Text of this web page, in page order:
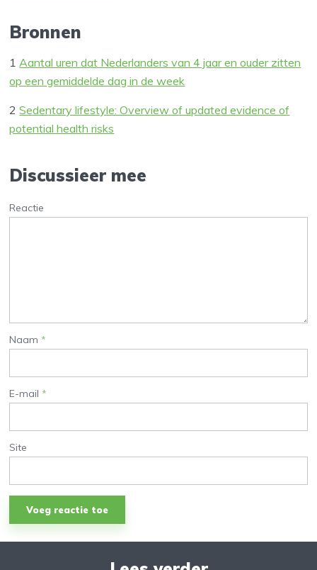
Bronnen
1 Aantal uren dat Nederlanders van 4 jaar en ouder zitten
op een gemiddelde dag in de week
2 Sedentary lifestyle: Overview of updated evidence of
potential health risks
Discussieer mee
Reactie
Naam*
E-mail*
Site